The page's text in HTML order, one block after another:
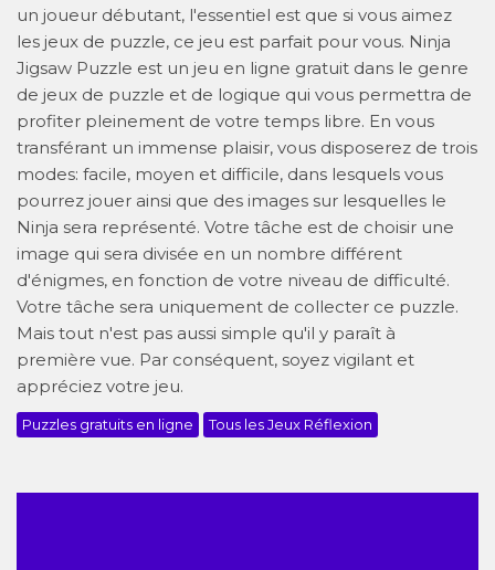
un joueur débutant, l'essentiel est que si vous aimez
les jeux de puzzle, ce jeu est parfait pour vous. Ninja
Jigsaw Puzzle est un jeu en ligne gratuit dans le genre
de jeux de puzzle et de logique qui vous permettra de
profiter pleinement de votre temps libre. En vous
transférant un immense plaisir, vous disposerez de trois
modes: facile, moyen et difficile, dans lesquels vous
pourrez jouer ainsi que des images sur lesquelles le
Ninja sera représenté. Votre tâche est de choisir une
image qui sera divisée en un nombre différent
d'énigmes, en fonction de votre niveau de difficulté.
Votre tâche sera uniquement de collecter ce puzzle.
Mais tout n'est pas aussi simple qu'il y paraît à
première vue. Par conséquent, soyez vigilant et
appréciez votre jeu.
Puzzles gratuits en ligne Tous les Jeux Réflexion